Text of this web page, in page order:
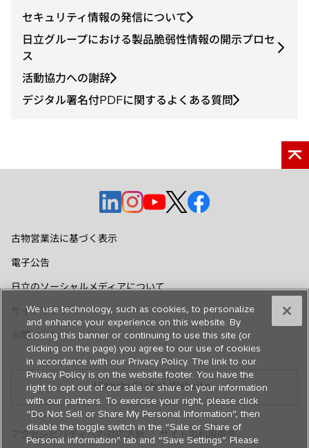
く
セキュリティ情報の発信について
日立グループにおける製品脆弱性情報の開示プロセ
ス
活動協力への謝辞
デジタル署名付PDFに関するよくある質問
新
し
で
く
新
で
く
新
し
く
新
し
く
新
く
古物営業法に基づく表示
電子公告
日立のソーシャルメディアについて
サイトマップ
お問い合わせ
Hitachi Global Website
アクセシビリティへの対応方針 サイトの利用条件
We use technology, such as cookies, to personalize
and enhance your experience on this website. By
closing this banner or continuing to use this site (or
clicking on the page) you agree to our use of cookies
in accordance with our Privacy Policy. The link to our
Privacy Policy is on the website footer. You have the
right to opt out of our sale or share of your information
with our partners. To exercise your right, please click
“Do Not Sell or Share My Personal Information”, then
disable the toggle switch in the “Sale or Share of
Personal information” tab and “Save Settings”. Please